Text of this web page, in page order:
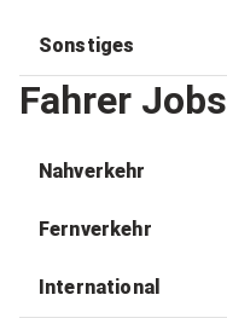
Sonstiges
Fahrer Jobs
Nahverkehr
Fernverkehr
International